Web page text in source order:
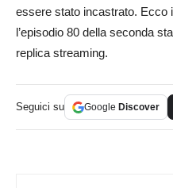
essere stato incastrato. Ecco
l’episodio 80 della seconda
replica streaming.
Seguici su Google Discover